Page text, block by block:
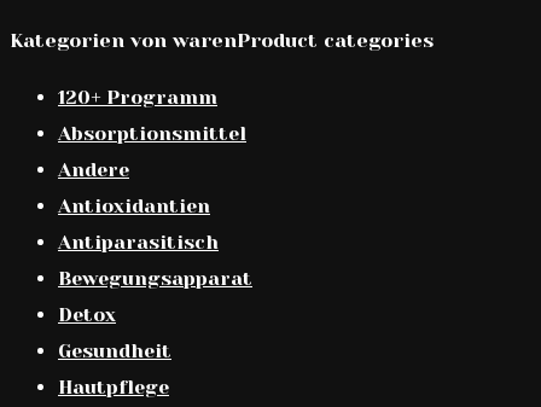
Kategorien von warenProduct categories
120+ Programm
Absorptionsmittel
Andere
Antioxidantien
Antiparasitisch
Bewegungsapparat
Detox
Gesundheit
Hautpflege